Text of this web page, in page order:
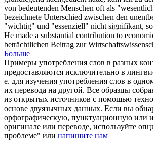
von bedeutenden Menschen oft als
bezeichnete Unterschied zwischen den
"wichtig" und "essenziell" nicht signifikant,
He made a substantial contribution to
beträchtlichen Beitrag zur
Больше
Примеры употребления слов в разных
предоставляются исключительно в
е. для изучения употребления слов в
их перевода на другой. Все образцы
из открытых источников с помощью
основе двуязычных данных. Если вы
орфографическую, пунктуационную или
оригинале или переводе, используйте
проблеме" или напишите нам